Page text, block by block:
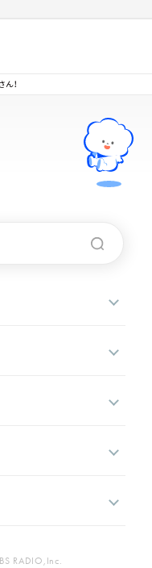
！
RADIO,Inc.